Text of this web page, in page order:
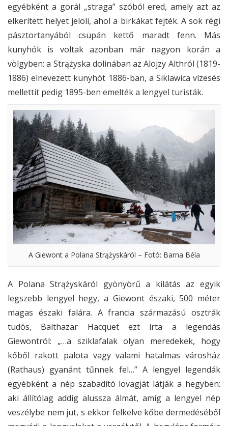
egyébként a gorál „straga” szóból ered, amely azt az
elkerített helyet jelöli, ahol a birkákat fejték. A sok régi
pásztortanyából csupán kettő maradt fenn. Más
kunyhók is voltak azonban már nagyon korán a
völgyben: a Strążyska dolinában az Alojzy Althról (1819-
1886) elnevezett kunyhót 1886-ban, a Siklawica vízesés
mellettit pedig 1895-ben emelték a lengyel turisták.
A Giewont a Polana Strążyskáról – Fotó: Barna Béla
A Polana Strążyskáról gyönyörű a kilátás az egyik
legszebb lengyel hegy, a Giewont északi, 500 méter
magas északi falára. A francia származású osztrák
tudós, Balthazar Hacquet ezt írta a legendás
Giewontról: „…a sziklafalak olyan meredekek, hogy
kőből rakott palota vagy valami hatalmas városház
(Rathaus) gyanánt tűnnek fel…” A lengyel legendák
egyébként a nép szabadító lovagját látják a hegyben:
aki állítólag addig alussza álmát, amíg a lengyel nép
veszélybe nem jut, s ekkor felkelve kőbe dermedéséből